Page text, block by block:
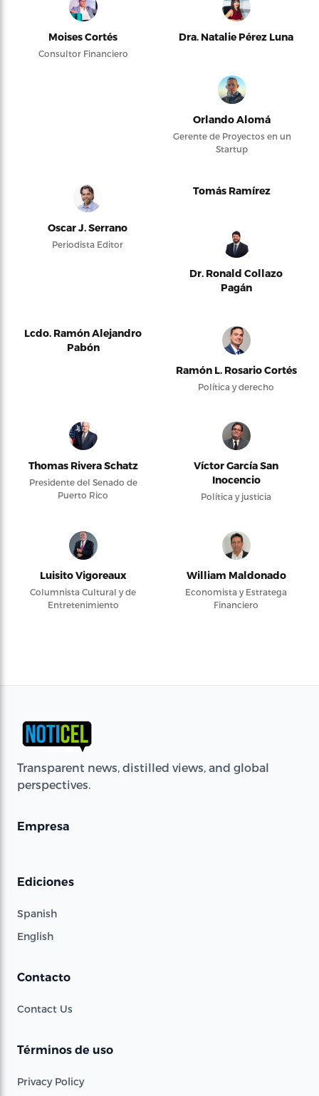
Moises Cortés
Consultor Financiero
Dra. Natalie Pérez Luna
Orlando Alomá
Gerente de Proyectos en un
Startup
Oscar J. Serrano
Periodista Editor
Tomás Ramírez
Dr. Ronald Collazo
Pagán
Lcdo. Ramón Alejandro
Pabón
Ramón L. Rosario Cortés
Política y derecho
Thomas Rivera Schatz
Presidente del Senado de
Puerto Rico
Víctor García San
Inocencio
Política y justicia
Luisito Vigoreaux
Columnista Cultural y de
Entretenimiento
William Maldonado
Economista y Estratega
Financiero
Transparent news, distilled views, and global
perspectives.
Empresa
Ediciones
Spanish
English
Contacto
Contact Us
Términos de uso
Privacy Policy